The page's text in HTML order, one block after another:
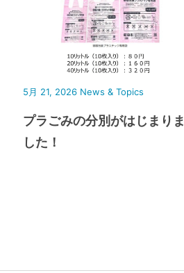
5月 21, 2026 News & Topics
プラごみの分別がはじまりま
した！